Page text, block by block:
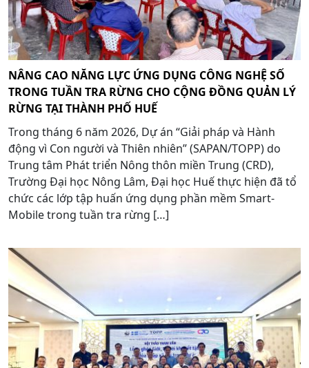
NÂNG CAO NĂNG LỰC ỨNG DỤNG CÔNG NGHỆ SỐ
TRONG TUẦN TRA RỪNG CHO CỘNG ĐỒNG QUẢN LÝ
RỪNG TẠI THÀNH PHỐ HUẾ
Trong tháng 6 năm 2026, Dự án “Giải pháp và Hành
động vì Con người và Thiên nhiên” (SAPAN/TOPP) do
Trung tâm Phát triển Nông thôn miền Trung (CRD),
Trường Đại học Nông Lâm, Đại học Huế thực hiện đã tổ
chức các lớp tập huấn ứng dụng phần mềm Smart-
Mobile trong tuần tra rừng […]